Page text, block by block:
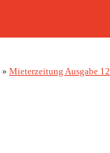
» Mieterzeitung Ausgabe 12